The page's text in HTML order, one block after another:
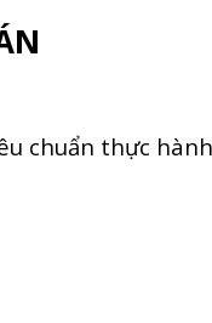
chuẩn thực